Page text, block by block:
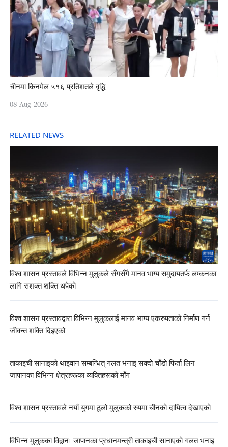
चीनमा किनमेल ५१६ प्रतिशतले वृद्धि
08-Aug-2026
RELATED NEWS
विश्व शासन प्रस्तावले विभिन्न मुलुकले सँगसँगै मानव भाग्य समुदायतर्फ लम्कनका
लागि सशक्त शक्ति थपेको
विश्व शासन प्रस्तावद्वारा विभिन्न मुलुकलाई मानव भाग्य एकरुपताको निर्माण गर्न
जीवन्त शक्ति दिइएको
ताकाइची सानाइको थाइवान सम्बन्धित् गलत भनाइ सक्दो चाँडो फिर्ता लिन
जापानका विभिन्न क्षेत्रहरूका व्यक्तिहरूको माँग
विश्व शासन प्रस्तावले नयाँ युगमा ठूलो मुलुकको रुपमा चीनको दायित्व देखाएको
विभिन्न मुलुकका विद्वानः जापानका प्रधानमन्त्री ताकाइची सानाएको गलत भनाइ